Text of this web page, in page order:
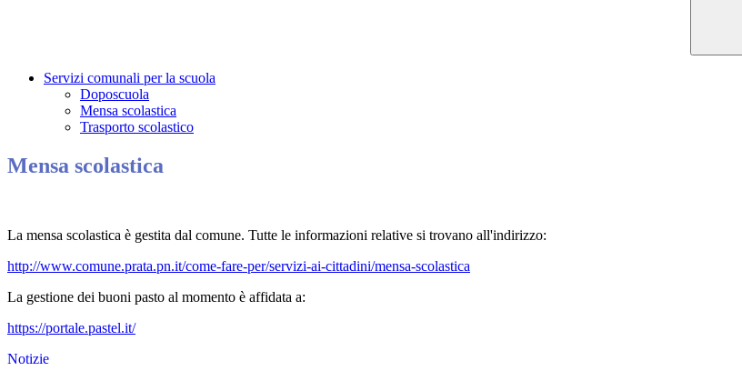
Servizi comunali per la scuola
Doposcuola
Mensa scolastica
Trasporto scolastico
Mensa scolastica
La mensa scolastica è gestita dal comune. Tutte le informazioni relative si trovano all'indirizzo:
http://www.comune.prata.pn.it/come-fare-per/servizi-ai-cittadini/mensa-scolastica
La gestione dei buoni pasto al momento è affidata a:
https://portale.pastel.it/
Notizie